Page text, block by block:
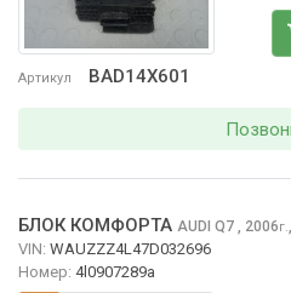
Артикул BAD14X601
БЛОК КОМФОРТА AUDI Q7 , 2006г.,
VIN: WAUZZZ4L47D032696
Номер: 4l0907289a